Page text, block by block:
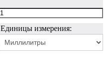
Единицы измерения: